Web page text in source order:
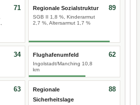
71 Regionale Sozialstruktur
SGB II 1,8 %, Kinderarmut
2,7 %, Altersarmut 1,7 %
89
34 Flughafenumfeld
Ingolstadt/Manching 10,8
km
62
63
Regionale
Sicherheitslage
88